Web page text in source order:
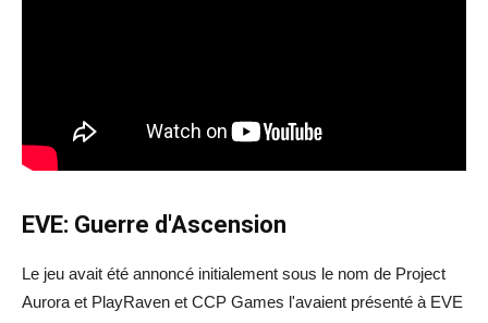
EVE: Guerre d'Ascension
Le jeu avait été annoncé initialement sous le nom de Project
Aurora et PlayRaven et CCP Games l'avaient présenté à EVE